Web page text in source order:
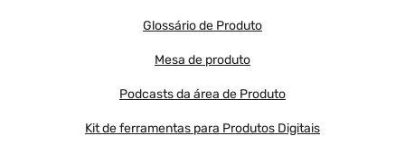
Glossário de Produto
Mesa de produto
Podcasts da área de Produto
Kit de ferramentas para Produtos Digitais